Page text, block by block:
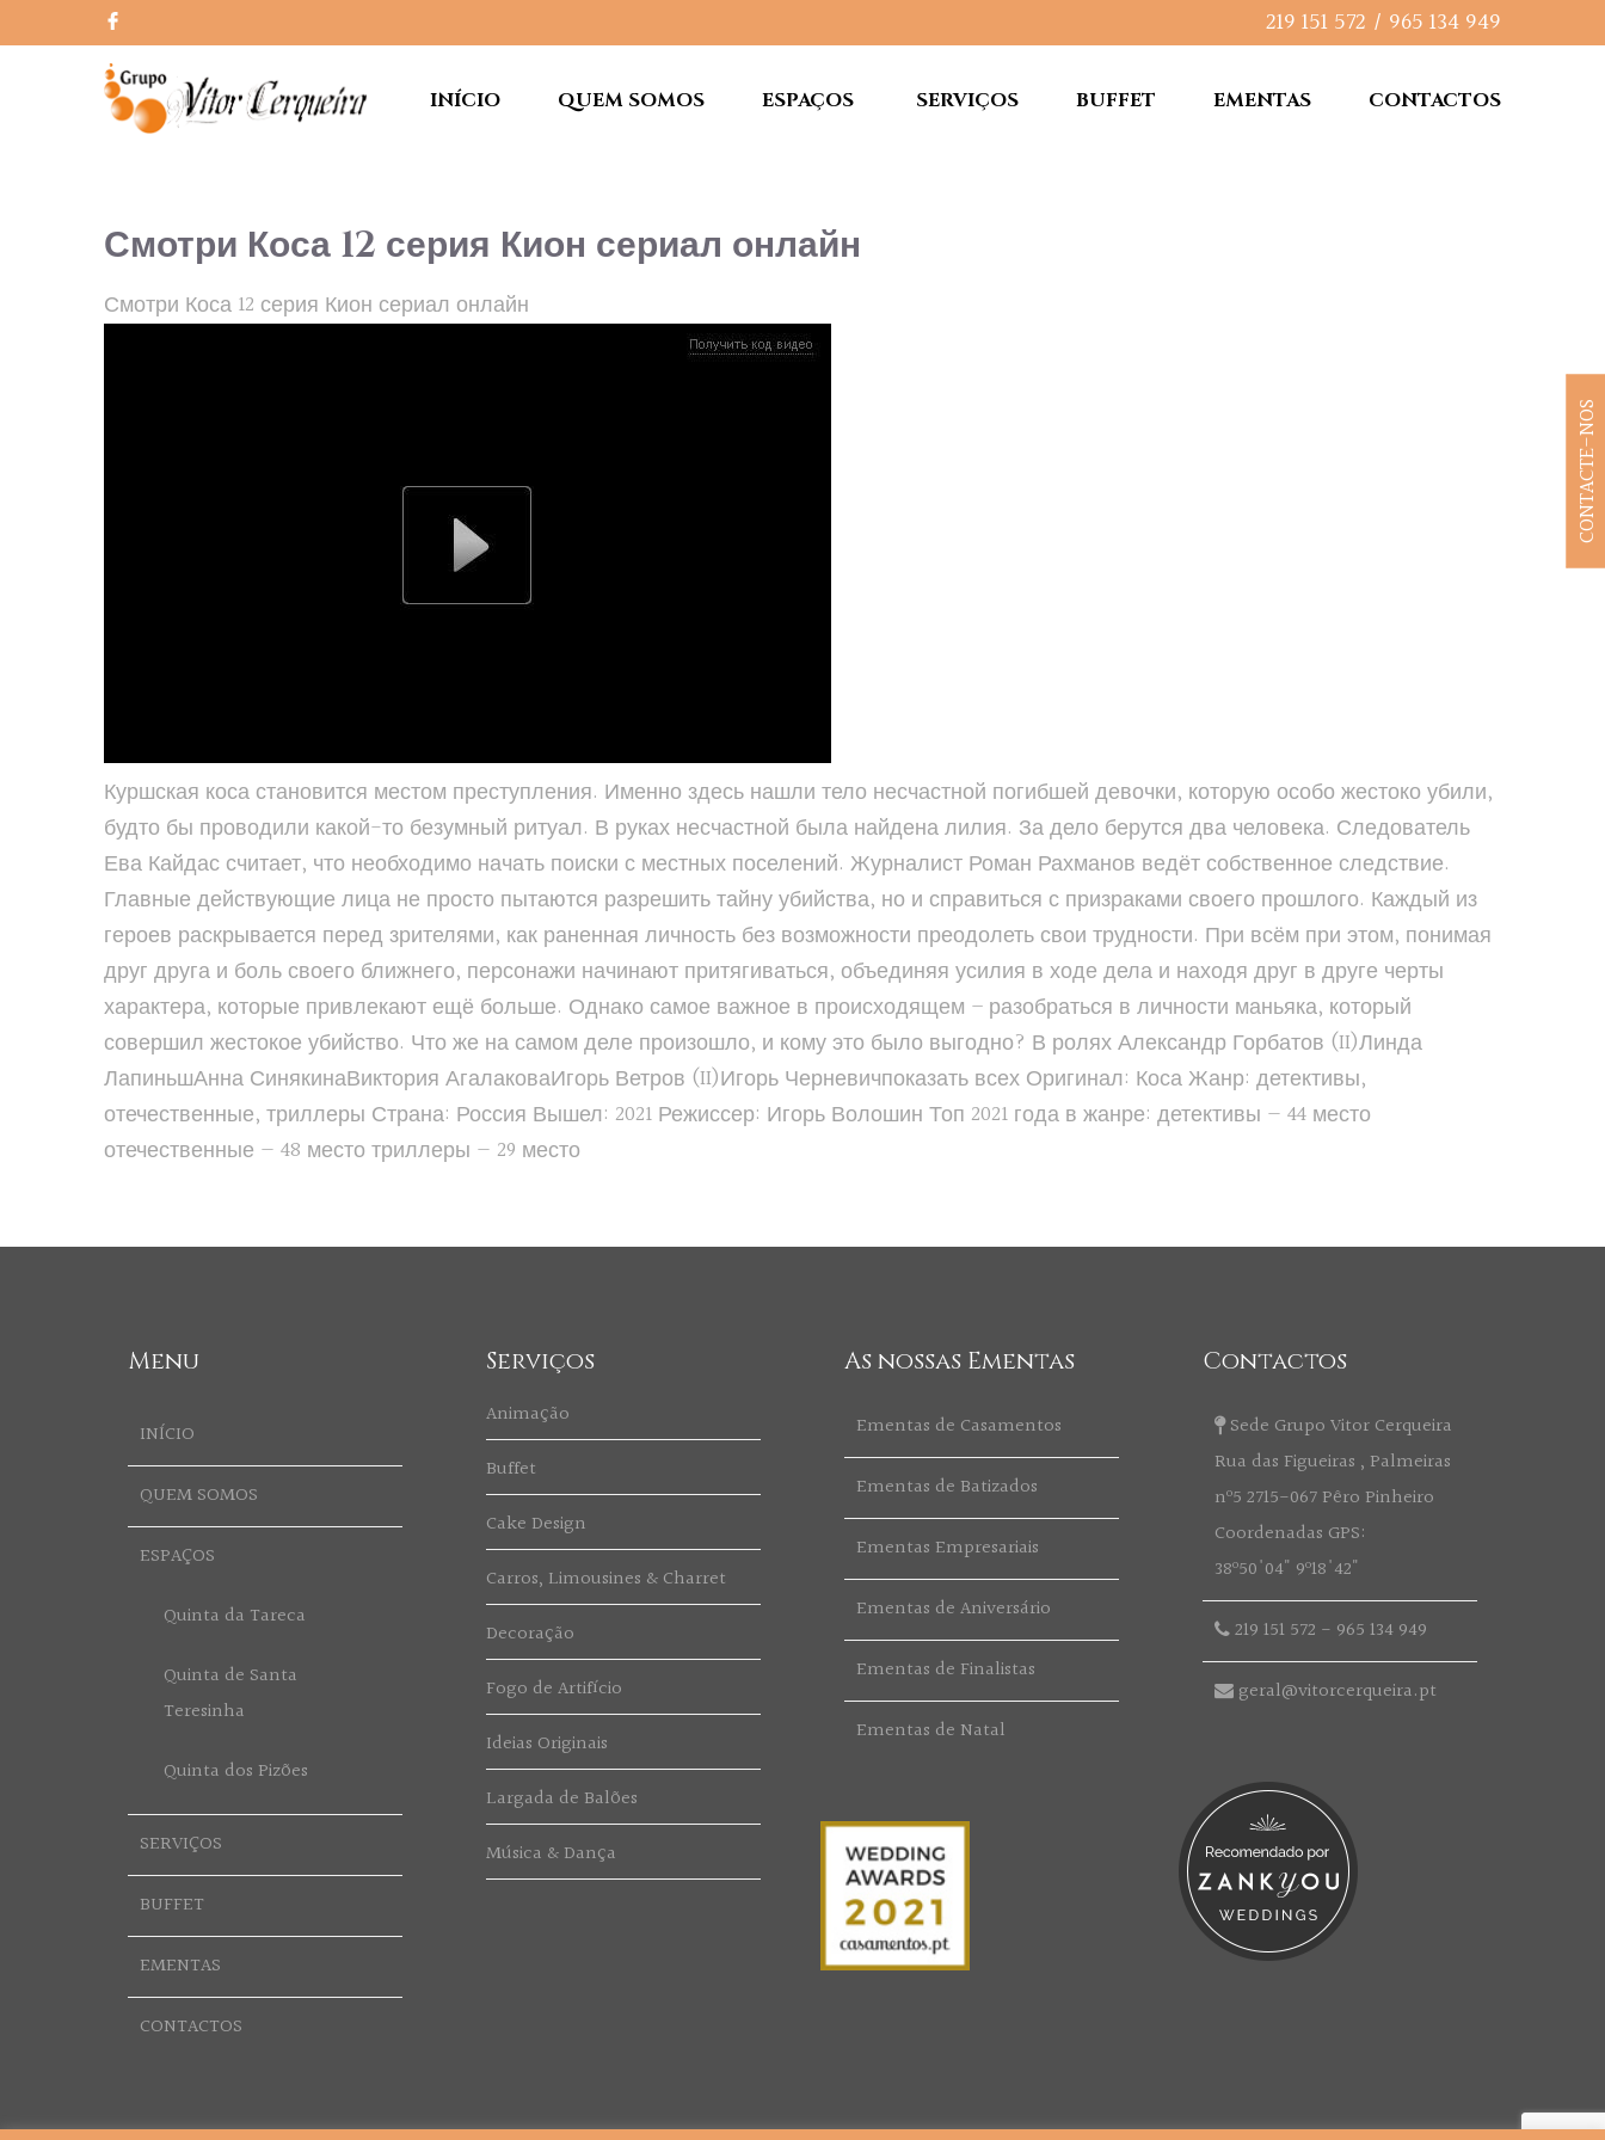
219 151 572 / 965 134 949
INÍCIO QUEM SOMOS ESPAÇOS SERVIÇOS BUFFET EMENTAS CONTACTOS
Смотри Коса 12 серия Кион сериал онлайн
Смотри Коса 12 серия Кион сериал онлайн
Куршская коса становится местом преступления. Именно здесь нашли тело несчастной погибшей девочки, которую особо жестоко убили,
будто бы проводили какой-то безумный ритуал. В руках несчастной была найдена лилия. За дело берутся два человека. Следователь
Ева Кайдас считает, что необходимо начать поиски с местных поселений. Журналист Роман Рахманов ведёт собственное следствие.
Главные действующие лица не просто пытаются разрешить тайну убийства, но и справиться с призраками своего прошлого. Каждый из
героев раскрывается перед зрителями, как раненная личность без возможности преодолеть свои трудности. При всём при этом, понимая
друг друга и боль своего ближнего, персонажи начинают притягиваться, объединяя усилия в ходе дела и находя друг в друге черты
характера, которые привлекают ещё больше. Однако самое важное в происходящем – разобраться в личности маньяка, который
совершил жестокое убийство. Что же на самом деле произошло, и кому это было выгодно? В ролях Александр Горбатов (II)Линда
ЛапиньшАнна СинякинаВиктория АгалаковаИгорь Ветров (II)Игорь Черневичпоказать всех Оригинал: Коса Жанр: детективы,
отечественные, триллеры Страна: Россия Вышел: 2021 Режиссер: Игорь Волошин Топ 2021 года в жанре: детективы — 44 место
отечественные — 48 место триллеры — 29 место
Menu
INÍCIO
QUEM SOMOS
ESPAÇOS
Quinta da Tareca
Quinta de Santa
Teresinha
Quinta dos Pizões
SERVIÇOS
BUFFET
EMENTAS
CONTACTOS
Serviços
Animação
Buffet
Cake Design
Carros, Limousines & Charret
Decoração
Fogo de Artifício
Ideias Originais
Largada de Balões
Música & Dança
As nossas Ementas
Ementas de Casamentos
Ementas de Batizados
Ementas Empresariais
Ementas de Aniversário
Ementas de Finalistas
Ementas de Natal
Contactos
Sede Grupo Vitor Cerqueira
Rua das Figueiras , Palmeiras
nº5 2715-067 Pêro Pinheiro
Coordenadas GPS:
38º50'04" 9º18'42"
219 151 572 - 965 134 949
geral@vitorcerqueira.pt
CONTACTE-NOS